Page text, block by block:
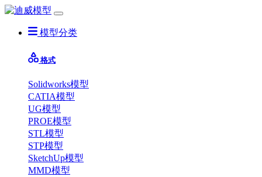
模型分类
格式
Solidworks模型
CATIA模型
UG模型
PROE模型
STL模型
STP模型
SketchUp模型
MMD模型